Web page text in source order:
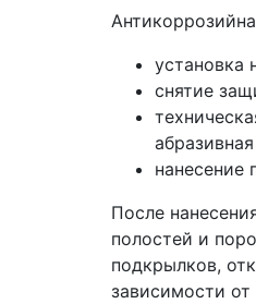
установка
снятие
нанесение
После
полостей и
подкрылков,
зависимости